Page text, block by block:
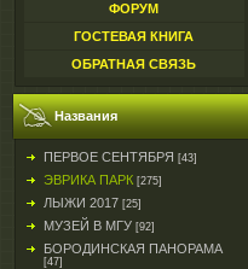
ФОРУМ
ГОСТЕВАЯ КНИГА
ОБРАТНАЯ СВЯЗЬ
Названия
ПЕРВОЕ СЕНТЯБРЯ [43]
ЭВРИКА ПАРК [275]
ЛЫЖИ 2017 [25]
МУЗЕЙ В МГУ [92]
БОРОДИНСКАЯ ПАНОРАМА
[47]